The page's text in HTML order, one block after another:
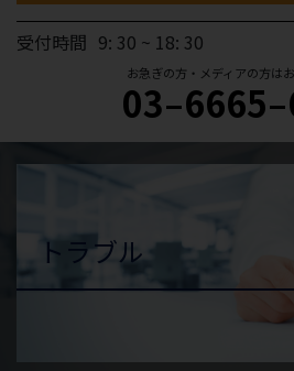
受付時間 9: 30 ~ 18: 30
お急ぎの方・メディアの方は
トラブル